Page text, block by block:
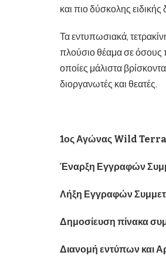
και πιο δύσκολης
Τα εντυπωσιακά,
πλούσιο θέαμα σε όσους
οποίες μάλιστα
διοργανωτές και θεατές.
1ος Αγώνας Wild
Έναρξη Εγγραφών
Λήξη Εγγραφών
Δημοσίευση πίνακα
Διανομή εντύπων και